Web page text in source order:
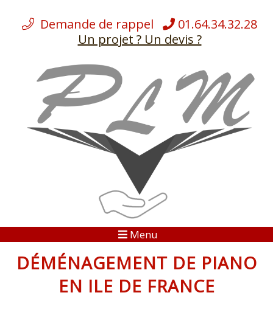
Demande de rappel
01.64.34.32.28
Un projet ? Un devis ?
Menu
NOS
DÉMÉNAGEMENTS
NOS SERVICES
GALERIES
VIDÉO
DÉMÉNAGEMENT DE PIANO
EN ILE DE FRANCE